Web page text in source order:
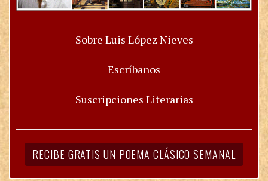
Sobre Luis López Nieves
Escríbanos
Suscripciones Literarias
RECIBE GRATIS UN POEMA CLÁSICO SEMANAL